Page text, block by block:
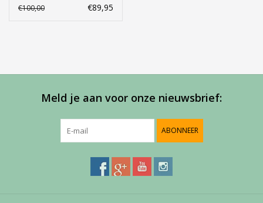
€100,00 €89,95
Meld je aan voor onze nieuwsbrief:
ABONNEER